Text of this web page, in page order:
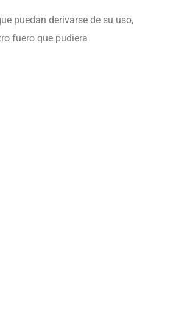
puedan derivarse de su uso,
fuero que pudiera